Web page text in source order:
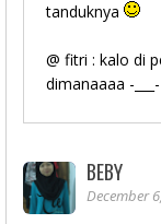
tanduknya
@ fitri : kalo di
dimanaaaa -___-
BEBY
December